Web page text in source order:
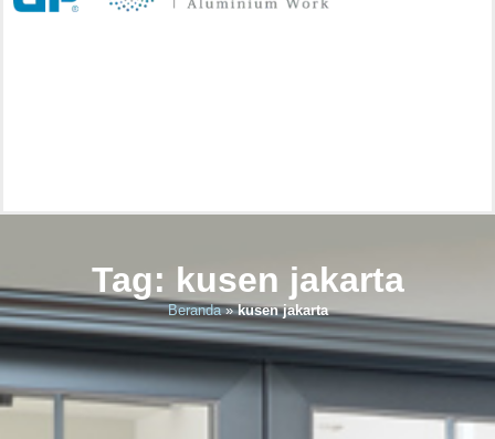
Tag: kusen jakarta
Beranda»kusen jakarta